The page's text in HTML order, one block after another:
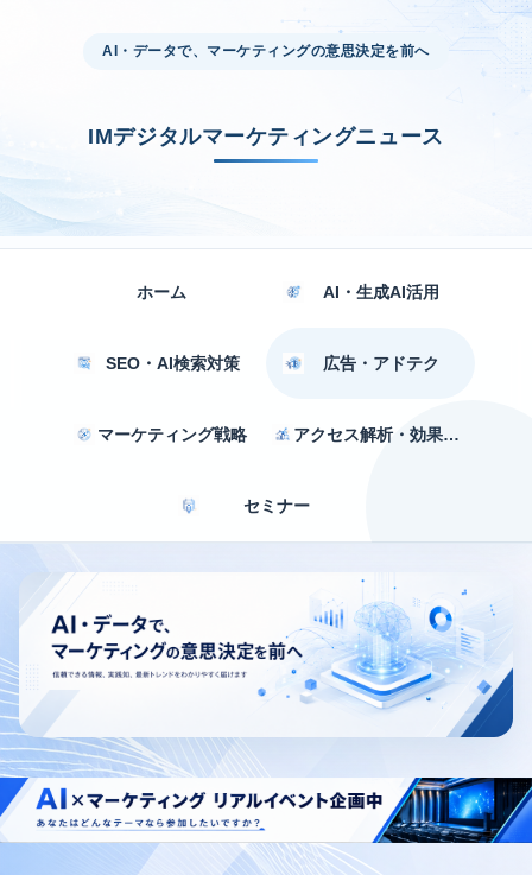
AI・データで、マーケティングの意思決定を前へ
IMデジタルマーケティングニュース
ホーム AI・生成AI活用
SEO・AI検索対策 広告・アドテク
マーケティング戦略 アクセス解析・効果測定
セミナー